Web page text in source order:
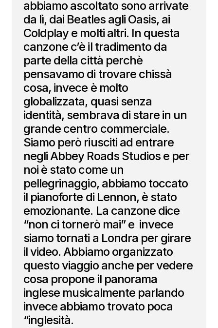
abbiamo ascoltato sono arrivate
da lì, dai Beatles agli Oasis, ai
Coldplay e molti altri. In questa
canzone c’è il tradimento da
parte della città perchè
pensavamo di trovare chissà
cosa, invece è molto
globalizzata, quasi senza
identità, sembrava di stare in un
grande centro commerciale.
Siamo però riusciti ad entrare
negli Abbey Roads Studios e per
noi è stato come un
pellegrinaggio, abbiamo toccato
il pianoforte di Lennon, è stato
emozionante. La canzone dice
“non ci tornerò mai” e invece
siamo tornati a Londra per girare
il video. Abbiamo organizzato
questo viaggio anche per vedere
cosa propone il panorama
inglese musicalmente parlando
invece abbiamo trovato poca
“inglesità.